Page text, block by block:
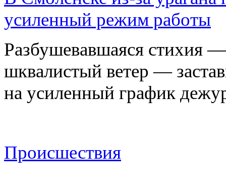
усиленный режим работы
Разбушевавшаяся стихия
шквалистый ветер —
на усиленный график
Происшествия